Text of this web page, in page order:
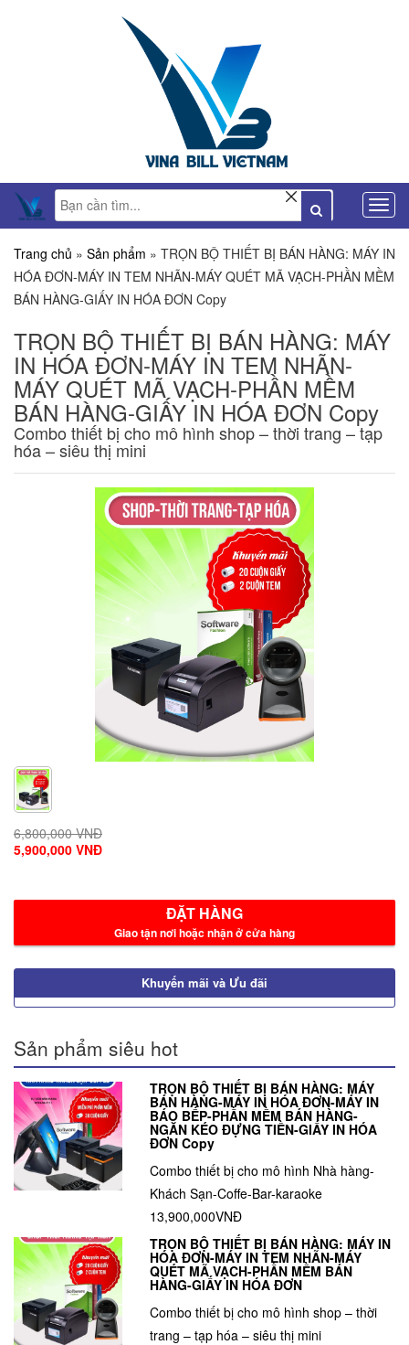
Trang chủ » Sản phẩm » TRỌN BỘ THIẾT BỊ BÁN HÀNG: MÁY IN
HÓA ĐƠN-MÁY IN TEM NHÃN-MÁY QUÉT MÃ VẠCH-PHẦN MỀM
BÁN HÀNG-GIẤY IN HÓA ĐƠN Copy
TRỌN BỘ THIẾT BỊ BÁN HÀNG: MÁY
IN HÓA ĐƠN-MÁY IN TEM NHÃN-
MÁY QUÉT MÃ VẠCH-PHẦN MỀM
BÁN HÀNG-GIẤY IN HÓA ĐƠN Copy
Combo thiết bị cho mô hình shop – thời trang – tạp
hóa – siêu thị mini
6,800,000 VNĐ
5,900,000 VNĐ
ĐẶT HÀNG
Giao tận nơi hoặc nhận ở cửa hàng
Khuyến mãi và Ưu đãi
Sản phẩm siêu hot
TRỌN BỘ THIẾT BỊ BÁN HÀNG: MÁY
BÁN HÀNG-MÁY IN HÓA ĐƠN-MÁY IN
BÁO BẾP-PHẦN MỀM BÁN HÀNG-
NGĂN KÉO ĐỰNG TIỀN-GIẤY IN HÓA
ĐƠN Copy
Combo thiết bị cho mô hình Nhà hàng-
Khách Sạn-Coffe-Bar-karaoke
13,900,000VNĐ
TRỌN BỘ THIẾT BỊ BÁN HÀNG: MÁY IN
HÓA ĐƠN-MÁY IN TEM NHÃN-MÁY
QUÉT MÃ VẠCH-PHẦN MỀM BÁN
HÀNG-GIẤY IN HÓA ĐƠN
Combo thiết bị cho mô hình shop – thời
trang – tạp hóa – siêu thị mini